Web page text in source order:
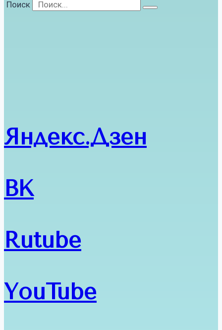
Поиск
Яндекс.Дзен
ВК
Rutube
YouTube